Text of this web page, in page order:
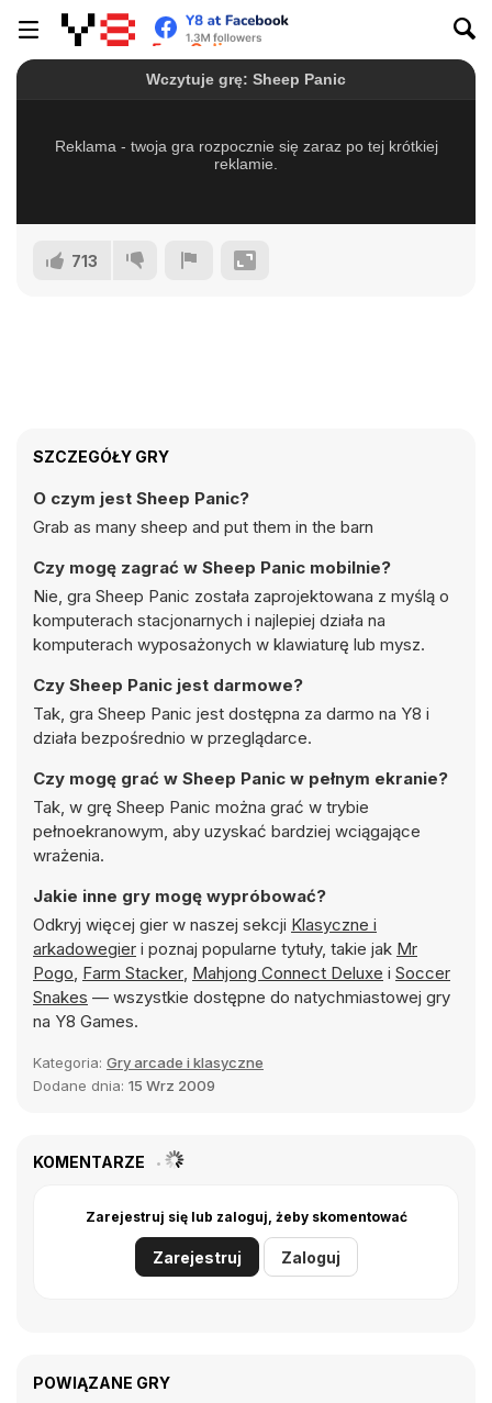
713
SZCZEGÓŁY GRY
O czym jest Sheep Panic?
Grab as many sheep and put them in the barn
Czy mogę zagrać w Sheep Panic mobilnie?
Nie, gra Sheep Panic została zaprojektowana z myślą o
komputerach stacjonarnych i najlepiej działa na
komputerach wyposażonych w klawiaturę lub mysz.
Czy Sheep Panic jest darmowe?
Tak, gra Sheep Panic jest dostępna za darmo na Y8 i
działa bezpośrednio w przeglądarce.
Czy mogę grać w Sheep Panic w pełnym ekranie?
Tak, w grę Sheep Panic można grać w trybie
pełnoekranowym, aby uzyskać bardziej wciągające
wrażenia.
Jakie inne gry mogę wypróbować?
Odkryj więcej gier w naszej sekcji Klasyczne i
arkadowegier i poznaj popularne tytuły, takie jak Mr
Pogo, Farm Stacker, Mahjong Connect Deluxe i Soccer
Snakes — wszystkie dostępne do natychmiastowej gry
na Y8 Games.
Kategoria: Gry arcade i klasyczne
Dodane dnia: 15 Wrz 2009
KOMENTARZE
Zarejestruj się lub zaloguj, żeby skomentować
Zarejestruj Zaloguj
POWIĄZANE GRY